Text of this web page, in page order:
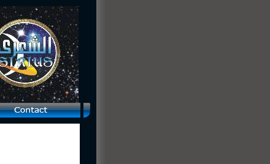
Year of Astronomy 2009 .... Popular Science in Action